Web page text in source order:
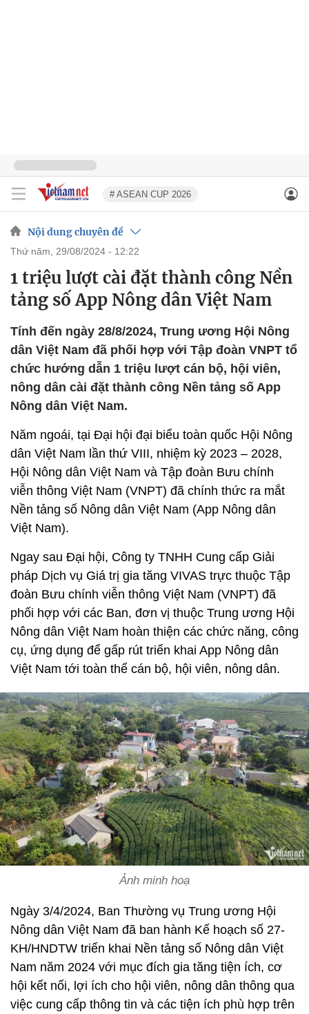
# ASEAN CUP 2026
Nội dung chuyên đề
thứ năm, 29/08/2024 - 12:22
1 triệu lượt cài đặt thành công Nền
tảng số App Nông dân Việt Nam
Tính đến ngày 28/8/2024, Trung ương Hội Nông
dân Việt Nam đã phối hợp với Tập đoàn VNPT tổ
chức hướng dẫn 1 triệu lượt cán bộ, hội viên,
nông dân cài đặt thành công Nền tảng số App
Nông dân Việt Nam.
Năm ngoái, tại Đại hội đại biểu toàn quốc Hội Nông
dân Việt Nam lần thứ VIII, nhiệm kỳ 2023 – 2028,
Hội Nông dân Việt Nam và Tập đoàn Bưu chính
viễn thông Việt Nam (VNPT) đã chính thức ra mắt
Nền tảng số Nông dân Việt Nam (App Nông dân
Việt Nam).
Ngay sau Đại hội, Công ty TNHH Cung cấp Giải
pháp Dịch vụ Giá trị gia tăng VIVAS trực thuộc Tập
đoàn Bưu chính viễn thông Việt Nam (VNPT) đã
phối hợp với các Ban, đơn vị thuộc Trung ương Hội
Nông dân Việt Nam hoàn thiện các chức năng, công
cụ, ứng dụng để gấp rút triển khai App Nông dân
Việt Nam tới toàn thể cán bộ, hội viên, nông dân.
Ảnh minh hoạ
Ngày 3/4/2024, Ban Thường vụ Trung ương Hội
Nông dân Việt Nam đã ban hành Kế hoạch số 27-
KH/HNDTW triển khai Nền tảng số Nông dân Việt
Nam năm 2024 với mục đích gia tăng tiện ích, cơ
hội kết nối, lợi ích cho hội viên, nông dân thông qua
việc cung cấp thông tin và các tiện ích phù hợp trên